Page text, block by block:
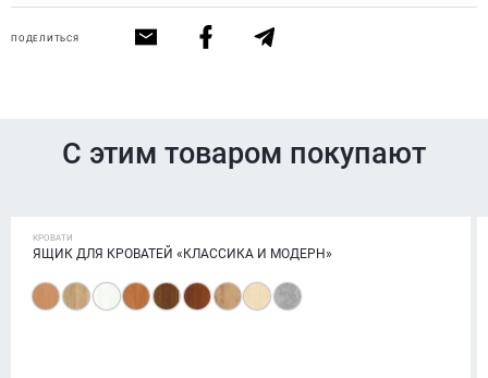
ПОДЕЛИТЬСЯ
С этим товаром покупают
КРОВАТИ
ЯЩИК ДЛЯ КРОВАТЕЙ «КЛАССИКА И МОДЕРН»